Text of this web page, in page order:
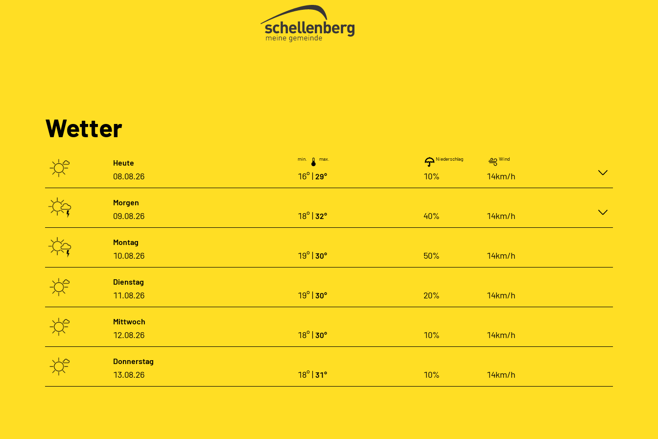
Gemeinde Schellenberg Startseite
Wetter
min. max. Niederschlag Wind
Heute
08.08.26 16° | 29° 10% 14km/h
Morgen
09.08.26 18° | 32° 40% 14km/h
Montag
10.08.26 19° | 30° 50% 14km/h
Dienstag
11.08.26 19° | 30° 20% 14km/h
Mittwoch
12.08.26 18° | 30° 10% 14km/h
Donnerstag
13.08.26 18° | 31° 10% 14km/h